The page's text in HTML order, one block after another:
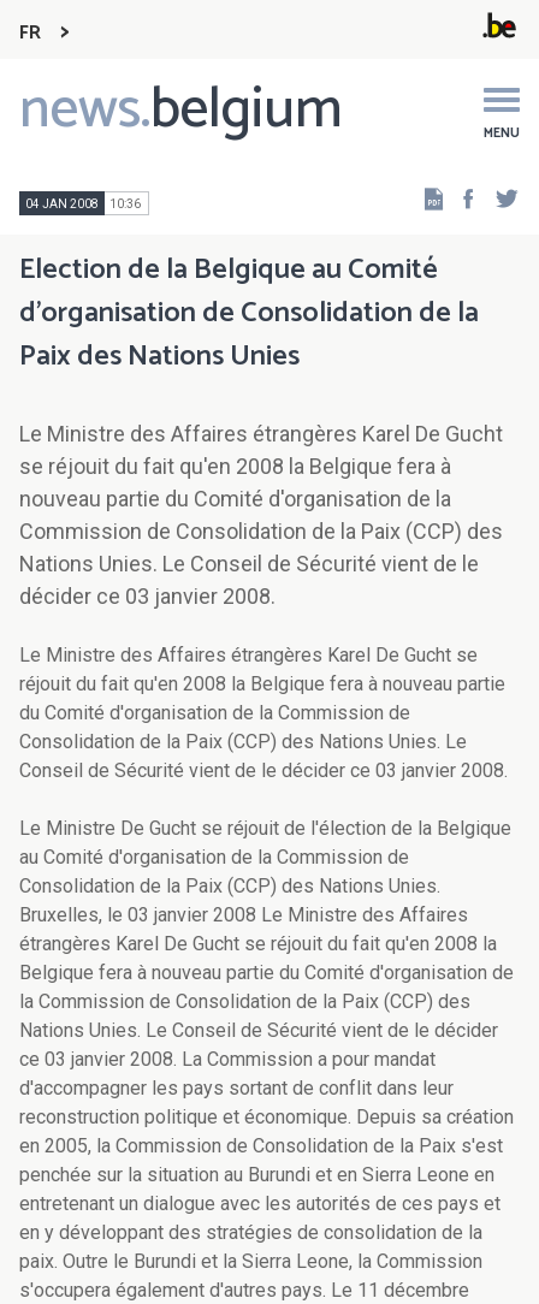
FR
news.belgium MENU
Main
navigation
04 JAN 2008 10:36
Election de la Belgique au Comité
d'organisation de Consolidation de la
Paix des Nations Unies
Le Ministre des Affaires étrangères Karel De Gucht
se réjouit du fait qu'en 2008 la Belgique fera à
nouveau partie du Comité d'organisation de la
Commission de Consolidation de la Paix (CCP) des
Nations Unies. Le Conseil de Sécurité vient de le
décider ce 03 janvier 2008.
Le Ministre des Affaires étrangères Karel De Gucht se
réjouit du fait qu'en 2008 la Belgique fera à nouveau partie
du Comité d'organisation de la Commission de
Consolidation de la Paix (CCP) des Nations Unies. Le
Conseil de Sécurité vient de le décider ce 03 janvier 2008.
Le Ministre De Gucht se réjouit de l'élection de la Belgique
au Comité d'organisation de la Commission de
Consolidation de la Paix (CCP) des Nations Unies.
Bruxelles, le 03 janvier 2008 Le Ministre des Affaires
étrangères Karel De Gucht se réjouit du fait qu'en 2008 la
Belgique fera à nouveau partie du Comité d'organisation de
la Commission de Consolidation de la Paix (CCP) des
Nations Unies. Le Conseil de Sécurité vient de le décider
ce 03 janvier 2008. La Commission a pour mandat
d'accompagner les pays sortant de conflit dans leur
reconstruction politique et économique. Depuis sa création
en 2005, la Commission de Consolidation de la Paix s'est
penchée sur la situation au Burundi et en Sierra Leone en
entretenant un dialogue avec les autorités de ces pays et
en y développant des stratégies de consolidation de la
paix. Outre le Burundi et la Sierra Leone, la Commission
s'occupera également d'autres pays. Le 11 décembre